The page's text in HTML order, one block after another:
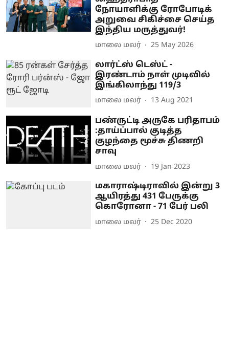
நோயாளிக்கு ரோபோடிக்
அறுவை சிகிச்சை செய்த
இந்திய மருத்துவர்!
மாலை மலர் 25 May 2026
லார்ட்ஸ் டெஸ்ட் -
இரண்டாம் நாள் முடிவில்
இங்கிலாந்து 119/3
மாலை மலர் 13 Aug 2021
பண்ருட்டி அருகே பரிதாபம்
:தாய்ப்பால் குடித்த
குழந்தை மூச்சு திணறி
சாவு
மாலை மலர் 19 Jan 2023
மகாராஷ்டிராவில் இன்று 3
ஆயிரத்து 431 பேருக்கு
கொரோனா - 71 பேர் பலி
மாலை மலர் 25 Dec 2020